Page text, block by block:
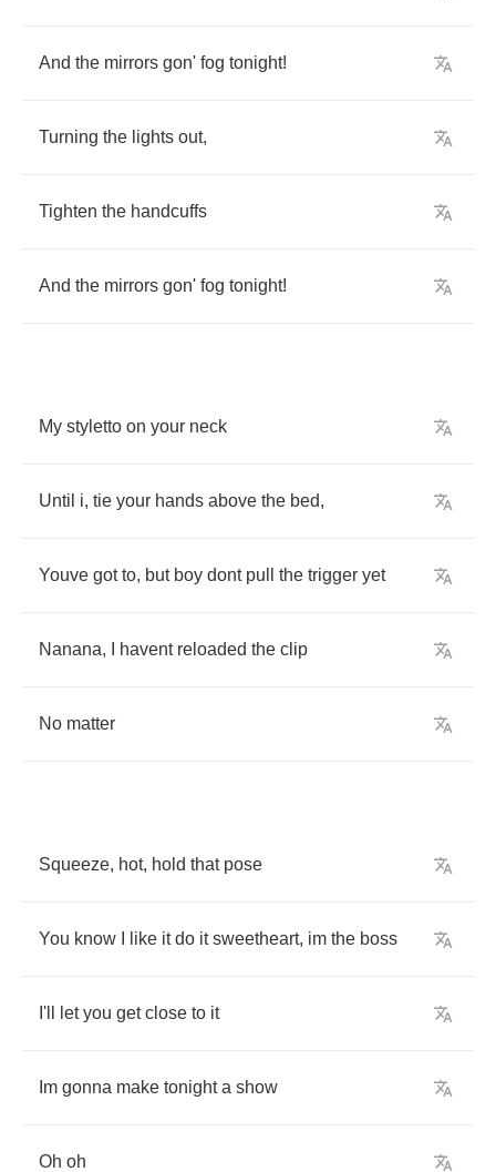
And the mirrors gon' fog tonight!
Turning the lights out,
Tighten the handcuffs
And the mirrors gon' fog tonight!
My styletto on your neck
Until i, tie your hands above the bed,
Youve got to, but boy dont pull the trigger yet
Nanana, havent reloaded the clip
No matter
Squeeze, hot, hold that pose
You know like it do it sweetheart, im the boss
I'll let you get close to it
Im gonna make tonight a show
Oh oh